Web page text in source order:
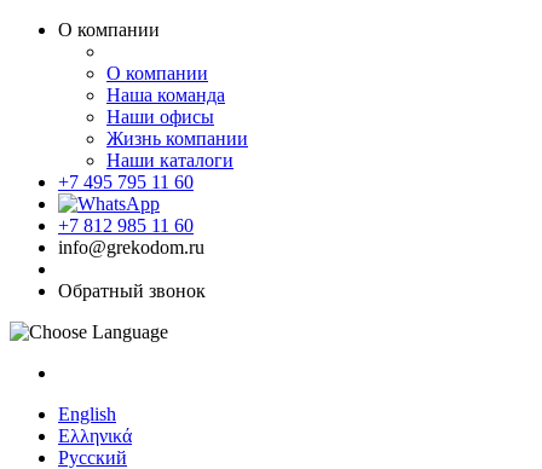
О компании
О компании
Наша команда
Наши офисы
Жизнь компании
Наши каталоги
+7 495 795 11 60
+7 812 985 11 60
info@grekodom.ru
Обратный звонок
English
Ελληνικά
Русский